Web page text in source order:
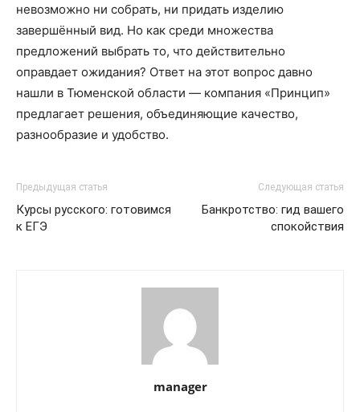
невозможно ни собрать, ни придать изделию
завершённый вид. Но как среди множества
предложений выбрать то, что действительно
оправдает ожидания? Ответ на этот вопрос давно
нашли в Тюменской области — компания «Принцип»
предлагает решения, объединяющие качество,
разнообразие и удобство.
Предыдущая статья
Курсы русского: готовимся
к ЕГЭ
Следующая статья
Банкротство: гид вашего
спокойствия
manager